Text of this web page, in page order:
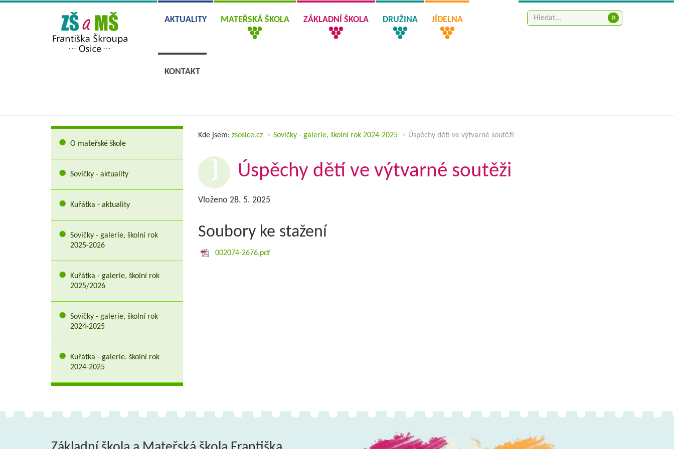
AKTUALITY MATEŘSKÁ ŠKOLA ZÁKLADNÍ ŠKOLA DRUŽINA JÍDELNA
KONTAKT
»
Kde jsem: zsosice.cz Sovičky - galerie, školní rok 2024-2025 Úspěchy dětí ve výtvarné soutěži
Úspěchy dětí ve výtvarné soutěži
Vloženo 28. 5. 2025
Soubory ke stažení
002074-2676.pdf
O mateřské škole
Sovičky - aktuality
Kuřátka - aktuality
Sovičky - galerie, školní rok
2025-2026
Kuřátka - galerie, školní rok
2025/2026
Sovičky - galerie, školní rok
2024-2025
Kuřátka - galerie. školní rok
2024-2025